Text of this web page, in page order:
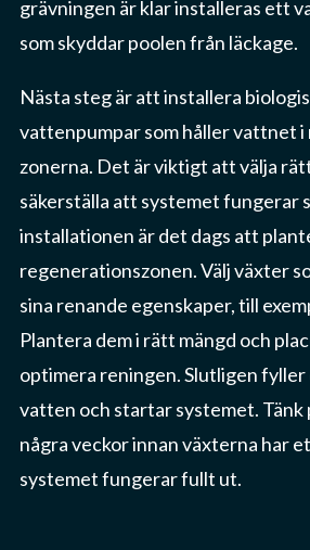
grävningen är klar installeras ett
som skyddar poolen från läckage.
Nästa steg är att installera
vattenpumpar som håller vattnet i
zonerna. Det är viktigt att välja
säkerställa att systemet fungerar
installationen är det dags att
regenerationszonen. Välj växter
sina renande egenskaper, till
Plantera dem i rätt mängd och
optimera reningen. Slutligen fyller
vatten och startar systemet. Tänk
några veckor innan växterna har
systemet fungerar fullt ut.